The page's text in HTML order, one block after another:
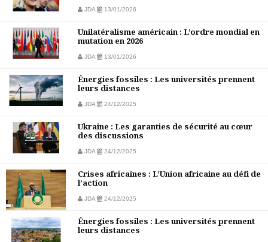
JDA 13/01/2026
Unilatéralisme américain : L’ordre mondial en
mutation en 2026
JDA 13/01/2026
Énergies fossiles : Les universités prennent
leurs distances
JDA 24/12/2025
Ukraine : Les garanties de sécurité au cœur
des discussions
JDA 24/12/2025
Crises africaines : L’Union africaine au défi de
l’action
JDA 24/12/2025
Énergies fossiles : Les universités prennent
leurs distances